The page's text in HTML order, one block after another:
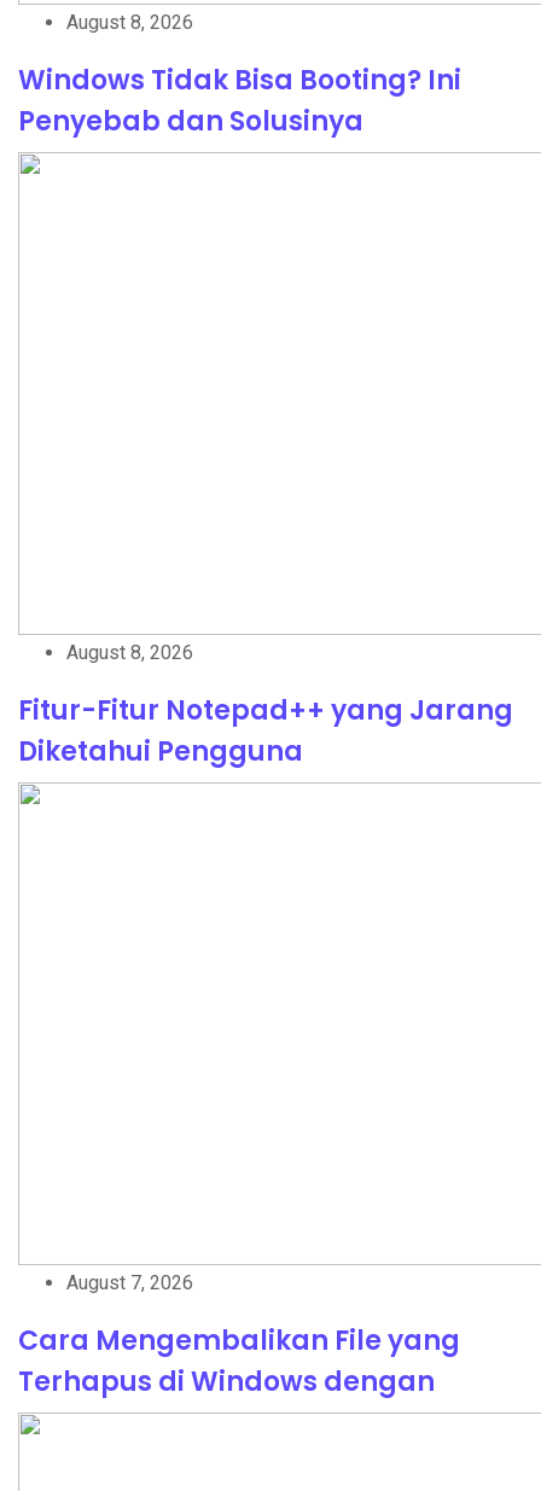
August 8, 2026
Windows Tidak Bisa Booting? Ini
Penyebab dan Solusinya
August 8, 2026
Fitur-Fitur Notepad++ yang Jarang
Diketahui Pengguna
August 7, 2026
Cara Mengembalikan File yang
Terhapus di Windows dengan